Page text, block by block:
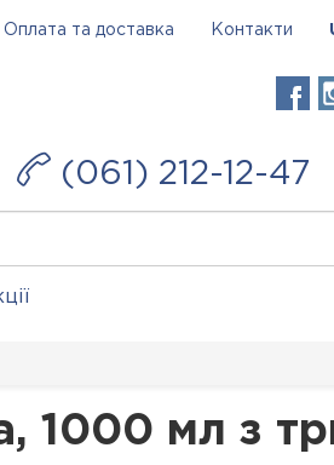
Оплата та доставка Контакти
(061) 212-12-47
1000 мл з